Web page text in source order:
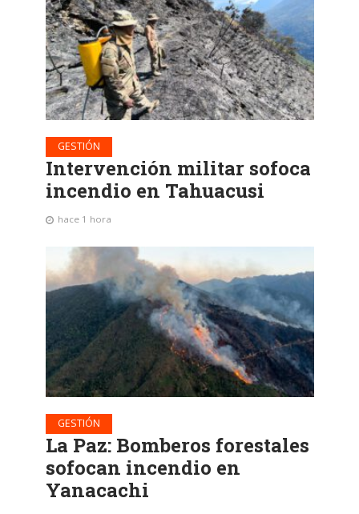
GESTIÓN
Intervención militar sofoca
incendio en Tahuacusi
hace 1 hora
GESTIÓN
La Paz: Bomberos forestales
sofocan incendio en
Yanacachi